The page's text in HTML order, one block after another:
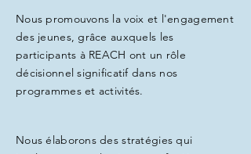
Nous promouvons la voix et l'engagement
des jeunes, grâce auxquels les
participants à REACH ont un rôle
décisionnel significatif dans nos
programmes et activités.
Nous élaborons des stratégies qui